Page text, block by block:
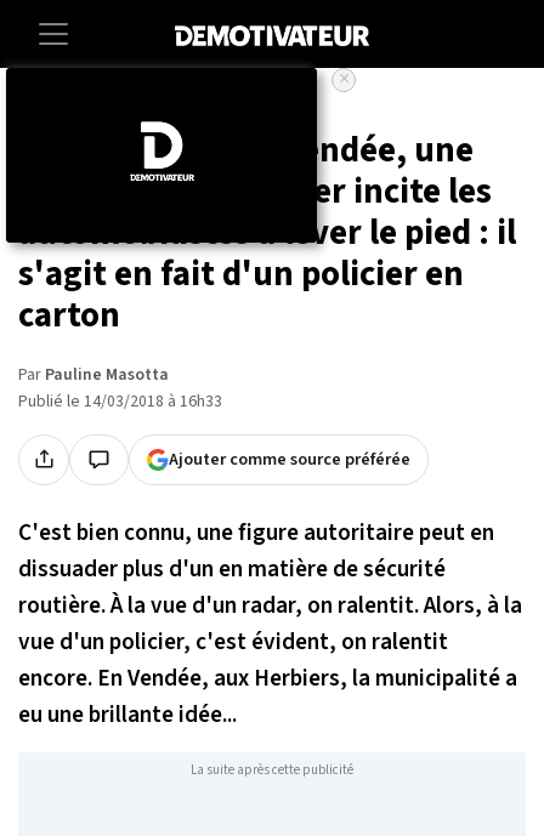
Aux Herbiers, en Vendée, une
silhouette de policier incite les
automobilistes à lever le pied : il
s'agit en fait d'un policier en
carton
Par Pauline Masotta
Publié le 14/03/2018 à 16h33
Ajouter comme source préférée
C'est bien connu, une figure autoritaire peut en
dissuader plus d'un en matière de sécurité
routière. À la vue d'un radar, on ralentit. Alors, à la
vue d'un policier, c'est évident, on ralentit
encore. En Vendée, aux Herbiers, la municipalité a
eu une brillante idée...
La suite après cette publicité
×